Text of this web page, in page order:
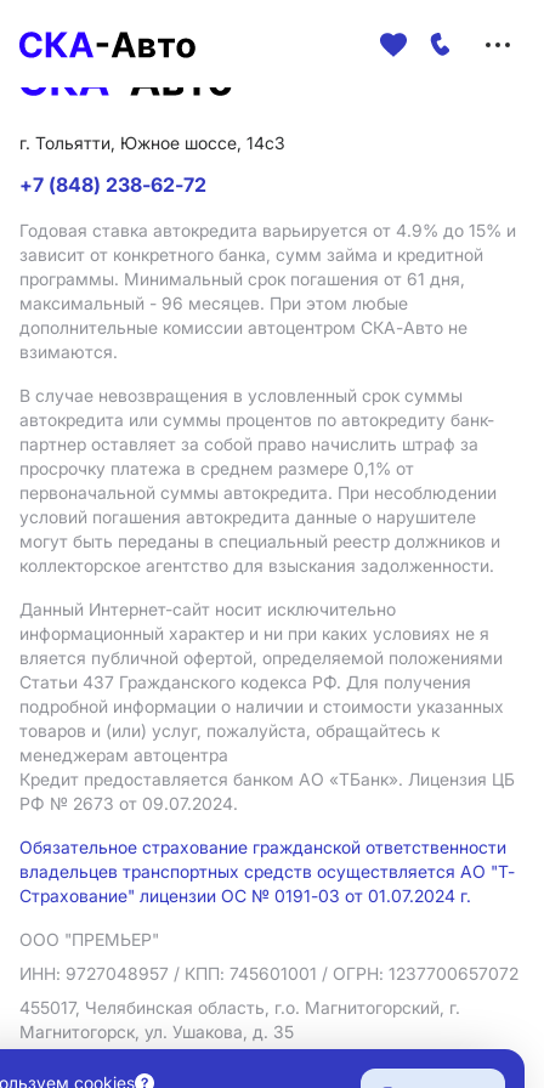
г. Тольятти, Южное шоссе, 14с3
+7 (848) 238-62-72
Годовая ставка автокредита варьируется от 4.9% до 15% и
зависит от конкретного банка, сумм займа и кредитной
программы. Минимальный срок погашения от 61 дня,
максимальный - 96 месяцев. При этом любые
дополнительные комиссии автоцентром СКА-Авто не
взимаются.
В случае невозвращения в условленный срок суммы
автокредита или суммы процентов по автокредиту банк-
партнер оставляет за собой право начислить штраф за
просрочку платежа в среднем размере 0,1% от
первоначальной суммы автокредита. При несоблюдении
условий погашения автокредита данные о нарушителе
могут быть переданы в специальный реестр должников и
коллекторское агентство для взыскания задолженности.
Данный Интернет-сайт носит исключительно
информационный характер и ни при каких условиях не я
вляется публичной офертой, определяемой положениями
Статьи 437 Гражданского кодекса РФ. Для получения
подробной информации о наличии и стоимости указанных
товаров и (или) услуг, пожалуйста, обращайтесь к
менеджерам автоцентра
Кредит предоставляется банком АO «ТБанк». Лицензия ЦБ
РФ № 2673 от 09.07.2024.
Обязательное страхование гражданской ответственности
владельцев транспортных средств осуществляется АО "Т-
Страхование" лицензии ОС № 0191-03 от 01.07.2024 г.
ООО "ПРЕМЬЕР"
ИНН: 9727048957 / КПП: 745601001 / ОГРН: 1237700657072
455017, Челябинская область, г.о. Магнитогорский, г.
Магнитогорск, ул. Ушакова, д. 35
Политика в отношении обработки персональных данных
cookies